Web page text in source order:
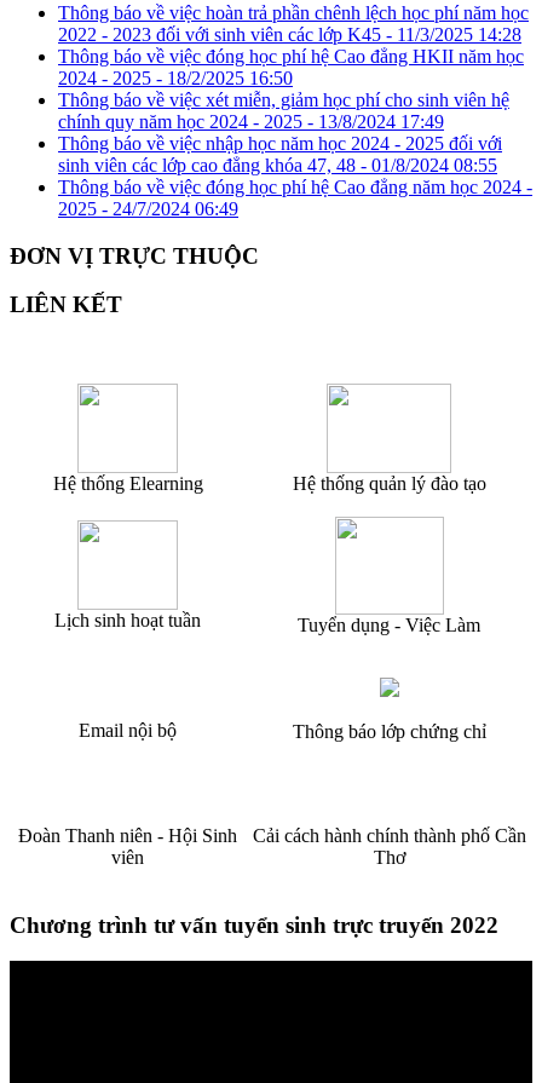
Thông báo về việc hoàn trả phần chênh lệch học phí năm học
2022 - 2023 đối với sinh viên các lớp K45 - 11/3/2025 14:28
Thông báo về việc đóng học phí hệ Cao đẳng HKII năm học
2024 - 2025 - 18/2/2025 16:50
Thông báo về việc xét miễn, giảm học phí cho sinh viên hệ
chính quy năm học 2024 - 2025 - 13/8/2024 17:49
Thông báo về việc nhập học năm học 2024 - 2025 đối với
sinh viên các lớp cao đẳng khóa 47, 48 - 01/8/2024 08:55
Thông báo về việc đóng học phí hệ Cao đẳng năm học 2024 -
2025 - 24/7/2024 06:49
ĐƠN VỊ TRỰC THUỘC
LIÊN KẾT
Hệ thống Elearning Hệ thống quản lý đào tạo
Lịch sinh hoạt tuần Tuyển dụng - Việc Làm
Email nội bộ Thông báo lớp chứng chỉ
Đoàn Thanh niên - Hội Sinh
viên
Cải cách hành chính thành phố Cần
Thơ
Chương trình tư vấn tuyển sinh trực truyến 2022